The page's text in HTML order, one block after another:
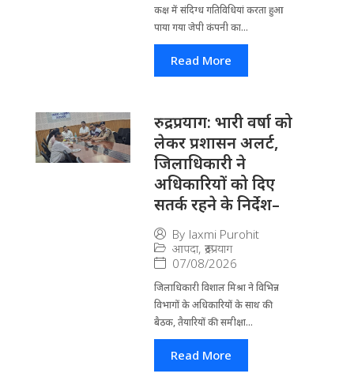
कक्ष में संदिग्ध गतिविधियां करता हुआ
पाया गया जेपी कंपनी का...
Read More
रुद्रप्रयाग: भारी वर्षा को
लेकर प्रशासन अलर्ट,
जिलाधिकारी ने
अधिकारियों को दिए
सतर्क रहने के निर्देश–
By laxmi Purohit
आपदा, रूद्रप्रयाग
07/08/2026
जिला​धिकारी विशाल मिश्रा ने वि​भिन्न
विभागों के अ​धिकारियों के साथ की
बैठक, तैयारियों की समीक्षा...
Read More